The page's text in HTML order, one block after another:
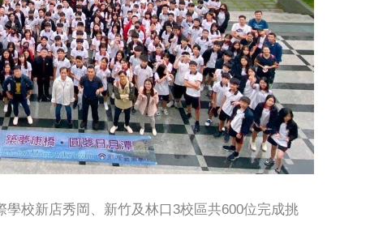
校新店秀岡、新竹及林口3校區共600位完成挑